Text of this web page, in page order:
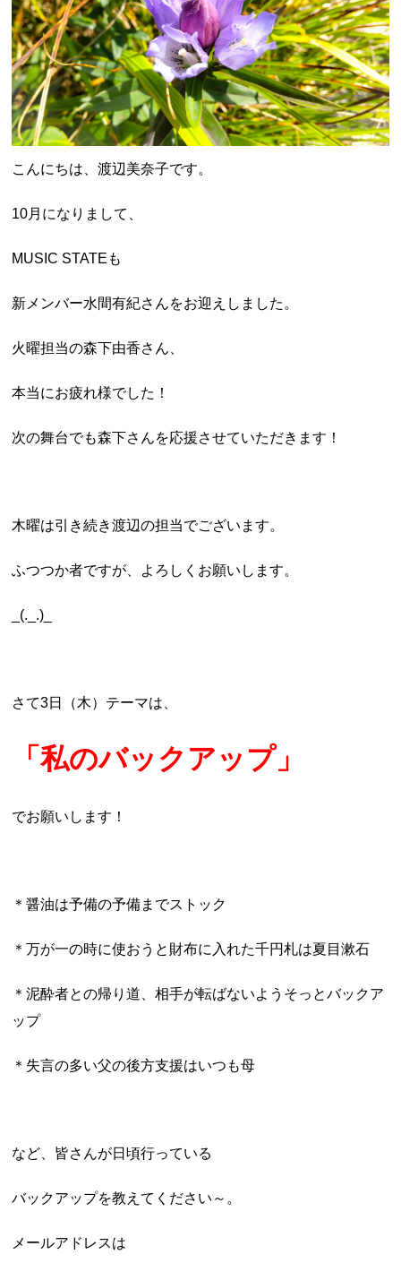
こんにちは、渡辺美奈子です。
10月になりまして、
MUSIC STATEも
新メンバー水間有紀さんをお迎えしました。
火曜担当の森下由香さん、
本当にお疲れ様でした！
次の舞台でも森下さんを応援させていただきます！
木曜は引き続き渡辺の担当でございます。
ふつつか者ですが、よろしくお願いします。
_(._.)_
さて3日（木）テーマは、
「私のバックアップ」
でお願いします！
＊醤油は予備の予備までストック
＊万が一の時に使おうと財布に入れた千円札は夏目漱石
＊泥酔者との帰り道、相手が転ばないようそっとバックア
ップ
＊失言の多い父の後方支援はいつも母
など、皆さんが日頃行っている
バックアップを教えてください～。
メールアドレスは